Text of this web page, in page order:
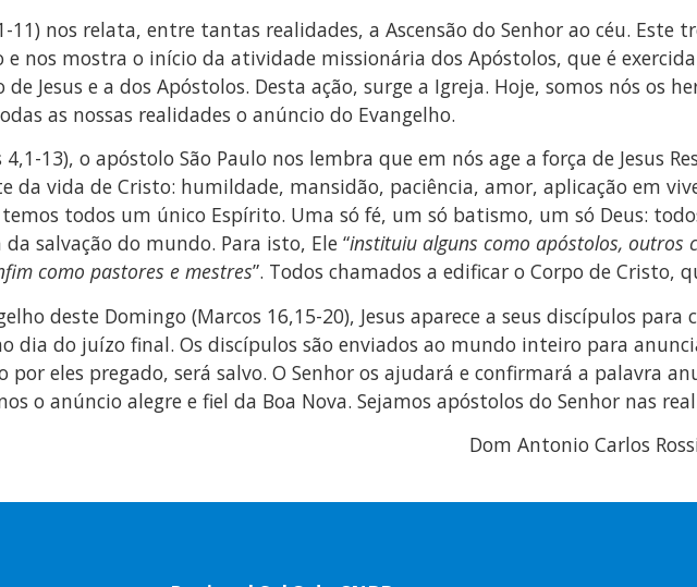
11) nos relata, entre tantas realidades, a Ascensão do Senhor ao céu. Este
e nos mostra o início da atividade missionária dos Apóstolos, que é
Jesus e a dos Apóstolos. Desta ação, surge a Igreja. Hoje, somos nós os
as nossas realidades o anúncio do Evangelho.
4,1-13), o apóstolo São Paulo nos lembra que em nós age a força de Jesus
da vida de Cristo: humildade, mansidão, paciência, amor, aplicação em
todos um único Espírito. Uma só fé, um só batismo, um só Deus:
salvação do mundo. Para isto, Ele “instituiu alguns como apóstolos, outros
como pastores e mestres”. Todos chamados a edificar o Corpo de Cristo,
deste Domingo (Marcos 16,15-20), Jesus aparece a seus discípulos
dia do juízo final. Os discípulos são enviados ao mundo inteiro para
por eles pregado, será salvo. O Senhor os ajudará e confirmará a palavra
o anúncio alegre e fiel da Boa Nova. Sejamos apóstolos do Senhor nas
Dom Antonio Carlos